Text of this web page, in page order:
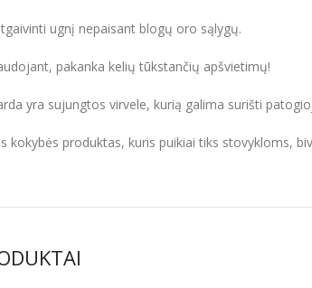
ugnį nepaisant blogų oro sąlygų.
pakanka kelių tūkstančių apšvietimų!
yra sujungtos virvele, kurią galima surišti
kokybės produktas, kuris puikiai tiks stovykloms,